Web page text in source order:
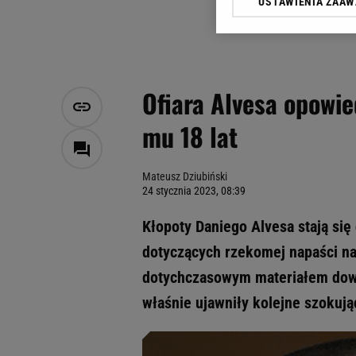
Ofiara Alvesa
mu 18 lat
Mateusz Dziubiński
24 stycznia 2023, 08:39
Kłopoty Daniego Alvesa stają
dotyczących rzekomej napaści
dotychczasowym materiałem
właśnie ujawniły kolejne
Klikając „Akceptuję”
Zaufanych Partnerów i
My, nasi Zaufani
Użycie dokładnych
Przechowywanie